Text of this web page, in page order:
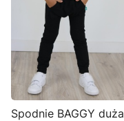
Spodnie BAGGY duża